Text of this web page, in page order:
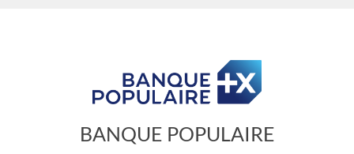
BANQUE POPULAIRE